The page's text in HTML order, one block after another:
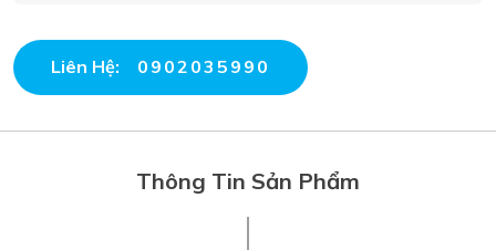
Liên Hệ: 0902035990
Thông Tin Sản Phẩm